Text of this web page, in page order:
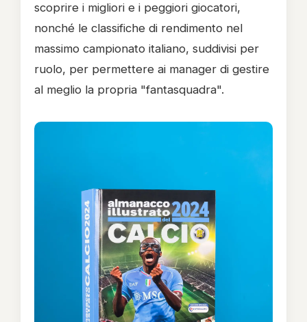
scoprire i migliori e i peggiori giocatori,
nonché le classifiche di rendimento nel
massimo campionato italiano, suddivisi per
ruolo, per permettere ai manager di gestire
al meglio la propria "fantasquadra".